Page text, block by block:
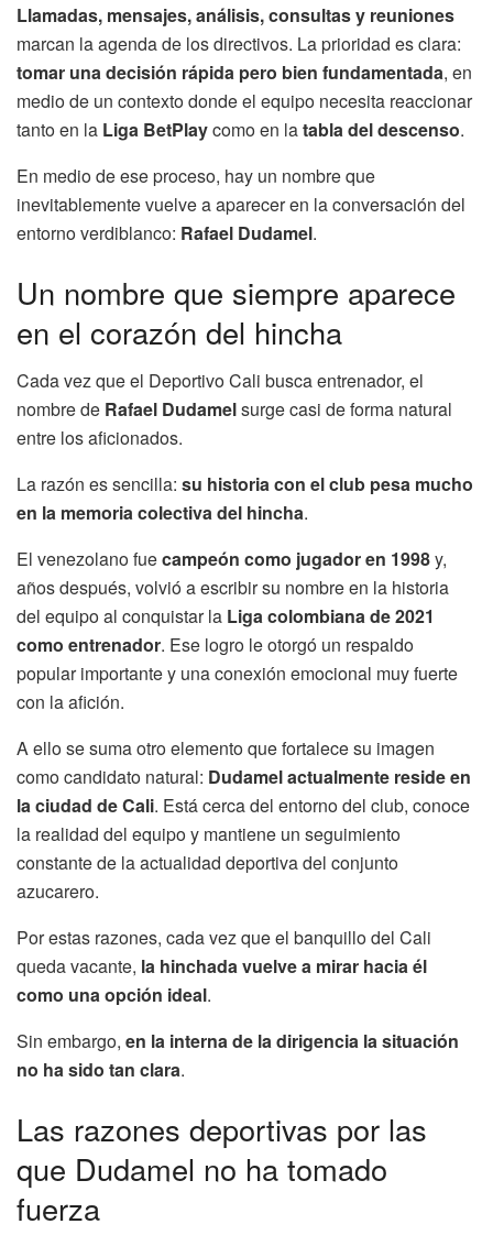
Llamadas, mensajes, análisis, consultas y reuniones
marcan la agenda de los directivos. La prioridad es clara:
tomar una decisión rápida pero bien fundamentada, en
medio de un contexto donde el equipo necesita reaccionar
tanto en la Liga BetPlaycomo en latabla del descenso.
En medio de ese proceso, hay un nombre que
inevitablemente vuelve a aparecer en la conversación del
entorno verdiblanco: Rafael Dudamel.
Un nombre que siempre aparece
en el corazón del hincha
Cada vez que el Deportivo Cali busca entrenador, el
nombre de Rafael Dudamelsurge casi de forma natural
entre los aficionados.
La razón es sencilla: su historia con el club pesa mucho
en la memoria colectiva del hincha.
El venezolano fuecampeón como jugador en 1998y,
años después, volvió a escribir su nombre en la historia
del equipo al conquistar la Liga colombiana de 2021
como entrenador. Ese logro le otorgó un respaldo
popular importante y una conexión emocional muy fuerte
con la afición.
A ello se suma otro elemento que fortalece su imagen
como candidato natural: Dudamel actualmente reside en
la ciudad de Cali. Está cerca del entorno del club, conoce
la realidad del equipo y mantiene un seguimiento
constante de la actualidad deportiva del conjunto
azucarero.
Por estas razones, cada vez que el banquillo del Cali
queda vacante, la hinchada vuelve a mirar hacia él
como una opción ideal.
Sin embargo, en la interna de la dirigencia la situación
no ha sido tan clara.
Las razones deportivas por las
que Dudamel no ha tomado
fuerza